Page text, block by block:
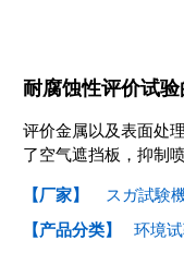
耐腐蚀性评价试
评价金属以及表面处
了空气遮挡板，抑制
【厂家】
スガ試験
【产品分类】
环境